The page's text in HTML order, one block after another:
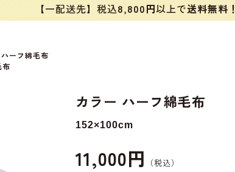
【一配送先】税込8,800円以上で送料無料！
ーフ綿毛布
布
カラー ハーフ綿毛布
152×100cm
11,000円